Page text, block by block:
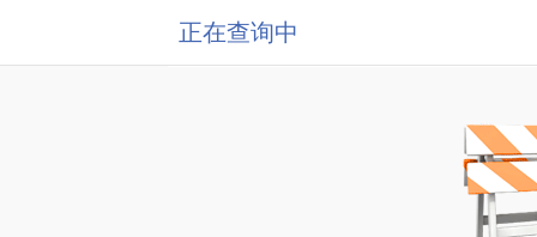
正在查询中